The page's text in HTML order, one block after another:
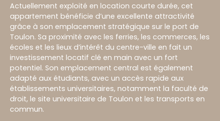
Actuellement exploité en location courte durée, cet
appartement bénéficie d’une excellente attractivité
grâce à son emplacement stratégique sur le port de
Toulon. Sa proximité avec les ferries, les commerces, les
écoles et les lieux d’intérêt du centre-ville en fait un
investissement locatif clé en main avec un fort
potentiel. Son emplacement central est également
adapté aux étudiants, avec un accès rapide aux
établissements universitaires, notamment la faculté de
droit, le site universitaire de Toulon et les transports en
commun.